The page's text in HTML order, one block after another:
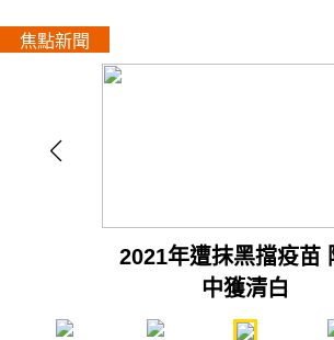
焦點新聞
2021年遭抹黑擋疫苗
中獲清白